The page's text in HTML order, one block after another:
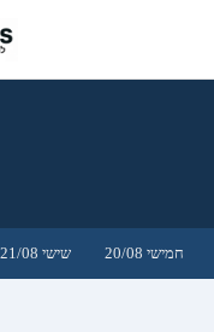
חמישי 20/08 שישי 21/08